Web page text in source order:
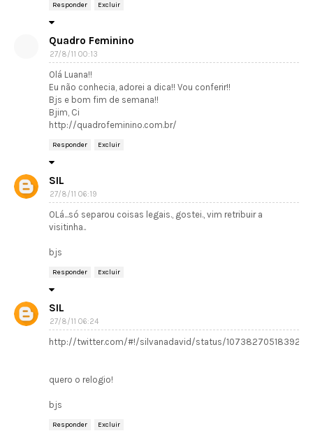
Responder Excluir
Quadro Feminino
27/8/11 00:13
Olá Luana!!
Eu não conhecia, adorei a dica!! Vou conferir!!
Bjs e bom fim de semana!!
Bjim, Ci
http://quadrofeminino.com.br/
Responder Excluir
SIL
27/8/11 06:19
OLá...só separou coisas legais., gostei., vim retribuir a
visitinha..
bjs
Responder Excluir
SIL
27/8/11 06:24
http://twitter.com/#!/silvanadavid/status/
quero o relogio!
bjs
Responder Excluir